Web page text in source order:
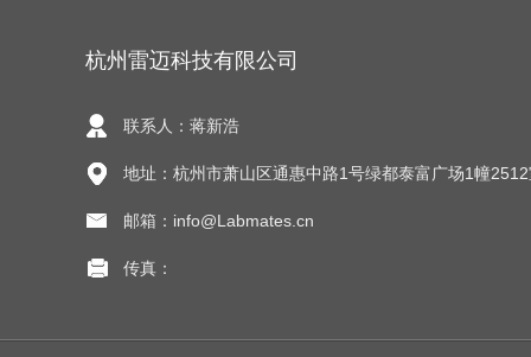
杭州雷迈科技有限公司
联系人：蒋新浩
地址：杭州市萧山区通惠中路1号绿都泰富广场1幢
邮箱：info@Labmates.cn
传真：